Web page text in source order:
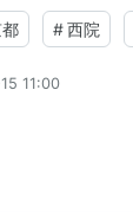
# 西院
11:00